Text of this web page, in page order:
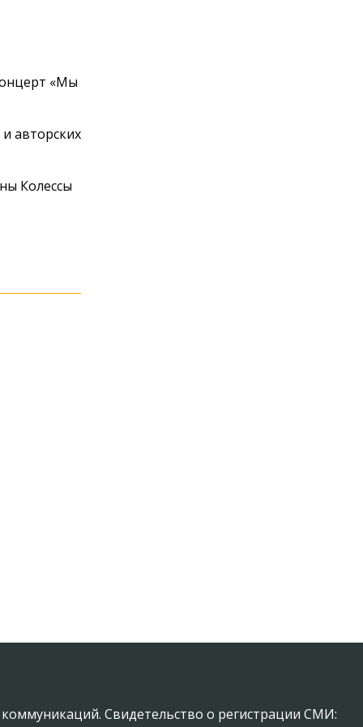
«Мы
авторских
Колессы
Свидетельство о регистрации СМИ: